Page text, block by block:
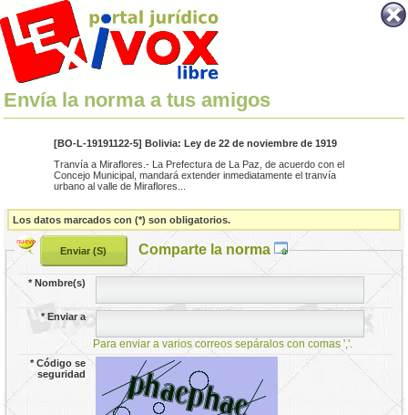
Envía la norma a tus amigos
[BO-L-19191122-5] Bolivia: Ley de 22 de noviembre de 1919
Tranvía a Miraflores.- La Prefectura de La Paz, de acuerdo con el
Concejo Municipal, mandará extender inmediatamente el tranvía
urbano al valle de Miraflores...
Los datos marcados con (*) son obligatorios.
Comparte la norma
*Nombre(s)
*Enviar a
Para enviar a varios correos sepáralos con comas ','.
*Código se
seguridad